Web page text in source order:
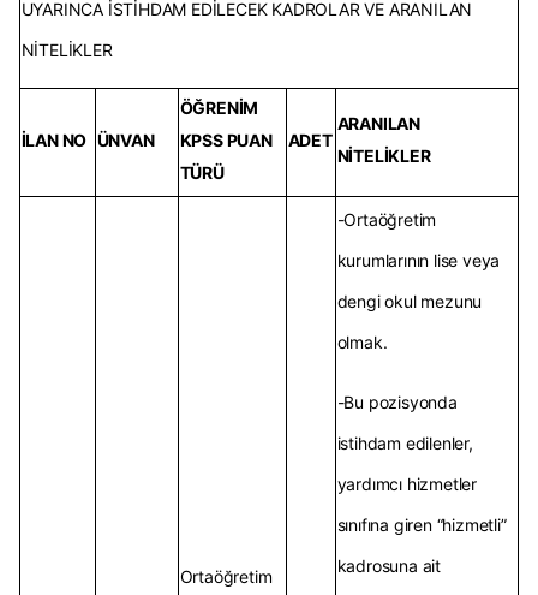
UYARINCA İSTİHDAM EDİLECEK KADROLAR VE ARANILAN
NİTELİKLER
İLAN NO ÜNVAN
ÖĞRENİM
KPSS PUAN
TÜRÜ
ADET
ARANILAN
NİTELİKLER
Ortaöğretim
-Ortaöğretim
kurumlarının lise veya
dengi okul mezunu
olmak.
-Bu pozisyonda
istihdam edilenler,
yardımcı hizmetler
sınıfına giren “hizmetli”
kadrosuna ait